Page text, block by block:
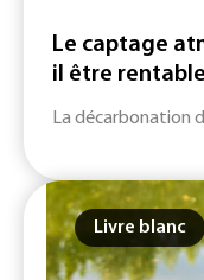
Le captage
il être
La décarbonation
Livre blanc